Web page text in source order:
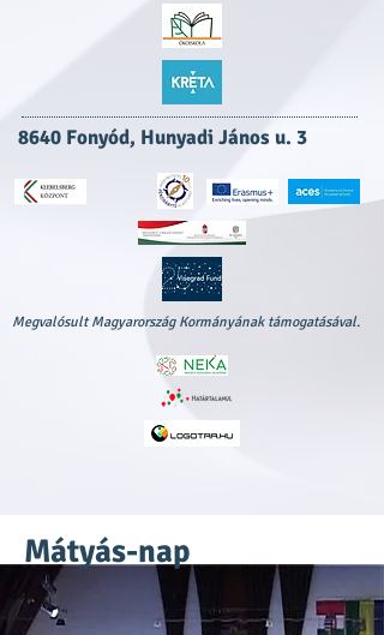
8640 Fonyód, Hunyadi János u. 3
Megvalósult Magyarország Kormányának támogatásával.
Mátyás-nap